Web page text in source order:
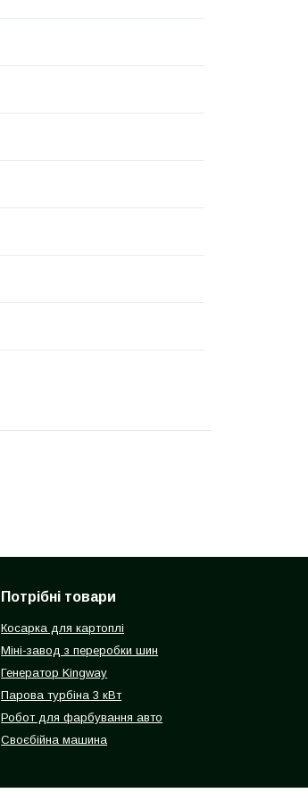
Потрібні товари
Косарка для картоплі
Міні-завод з переробки шин
Генератор Kingway
Парова турбіна 3 кВт
Робот для фарбування авто
Своєбійна машина